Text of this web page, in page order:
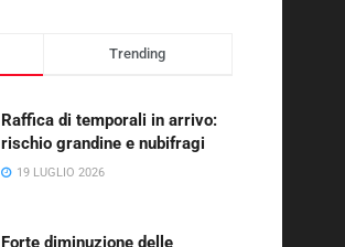
Trending
Raffica di temporali in arrivo:
rischio grandine e nubifragi
19 LUGLIO 2026
Forte diminuzione delle